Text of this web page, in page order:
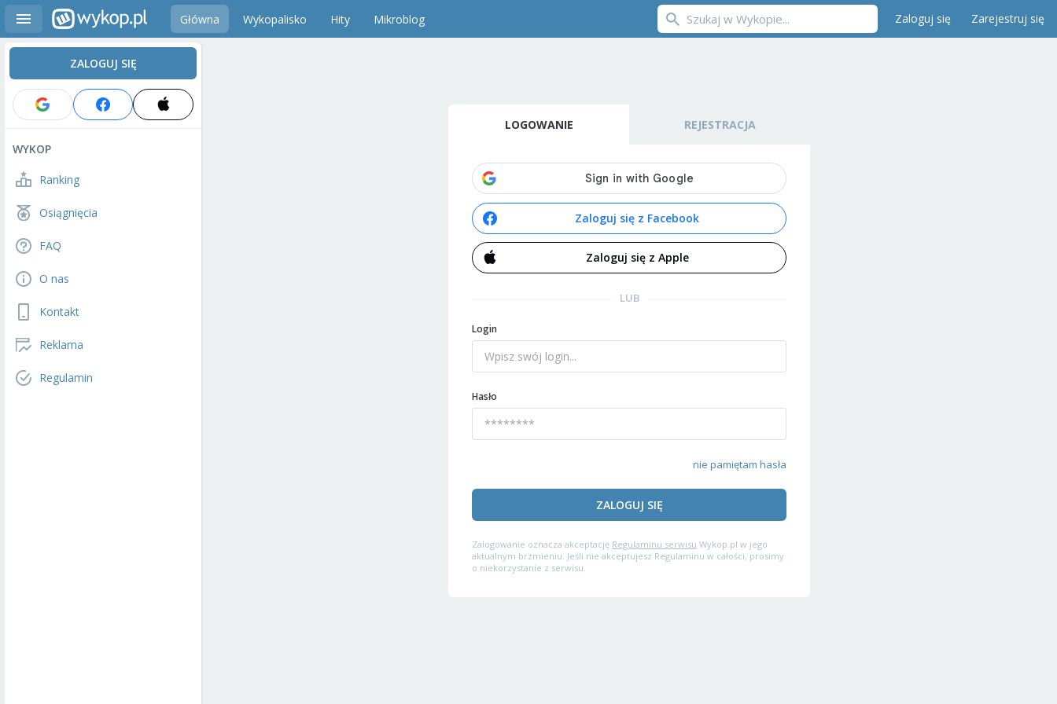
Główna Wykopalisko Hity Mikroblog Zaloguj się Zarejestruj się
ZALOGUJ SIĘ
WYKOP
Ranking
Osiągnięcia
FAQ
O nas
Kontakt
Reklama
Regulamin
LOGOWANIE REJESTRACJA
Zaloguj się z Facebook
Zaloguj się z Apple
LUB
Login
Hasło
nie pamiętam hasła
ZALOGUJ SIĘ
Zalogowanie oznacza akceptację Regulaminu serwisu Wykop.pl w jego
aktualnym brzmieniu. Jeśli nie akceptujesz Regulaminu w całości, prosimy
o niekorzystanie z serwisu.